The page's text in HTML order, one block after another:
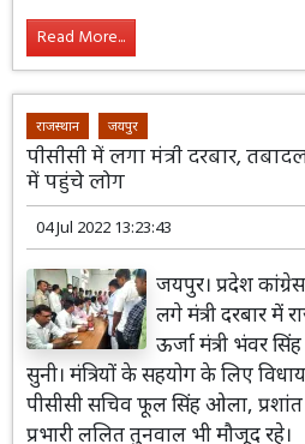
Read More...
राजस्थान जयपुर
पीसीसी में लगा मंत्री दरबार,
में पहुंचे लोग
04 Jul 2022 13:23:43
जयपुर। प्रदेश
लगे मंत्री दरबार में
ऊर्जा मंत्री भंवर
सुनी। मंत्रियों के सहयोग के लिए
पीसीसी सचिव फूल सिंह ओला,
प्रभारी ललित तुनवाल भी मौजूद रहे।